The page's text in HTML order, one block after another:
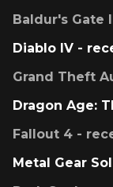
Baldur's Gate
Diablo IV -
Grand Theft
Dragon Age:
Fallout 4 -
Metal Gear